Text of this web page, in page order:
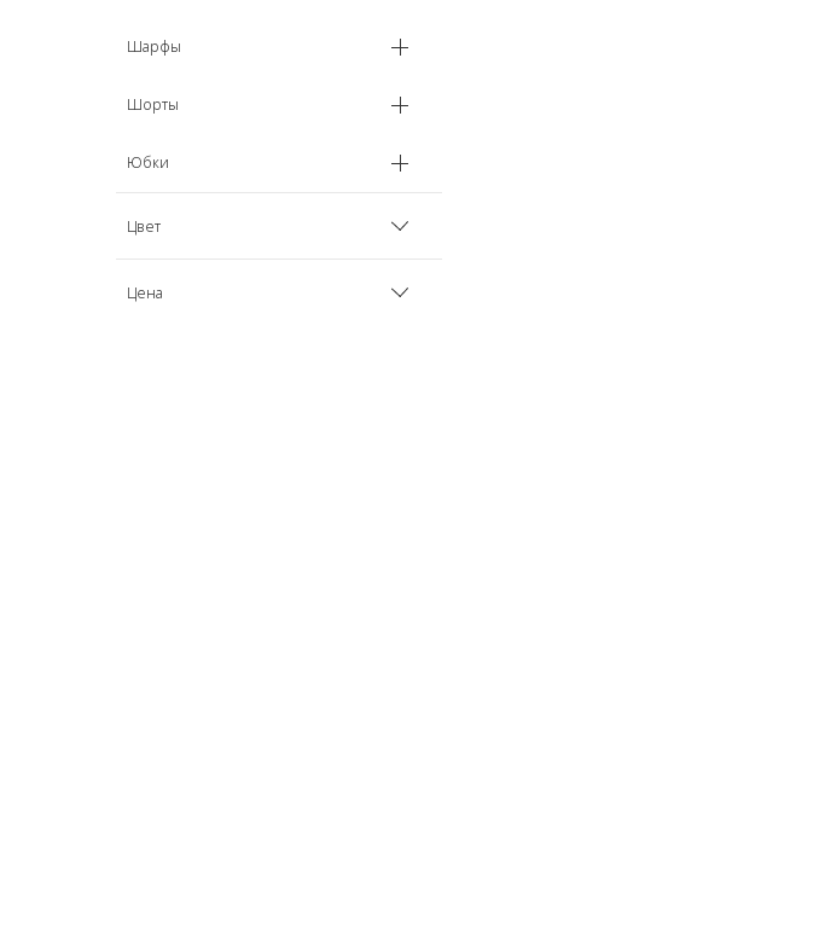
Шарфы
Шорты
Юбки
Цвет
Бежевый
Цена